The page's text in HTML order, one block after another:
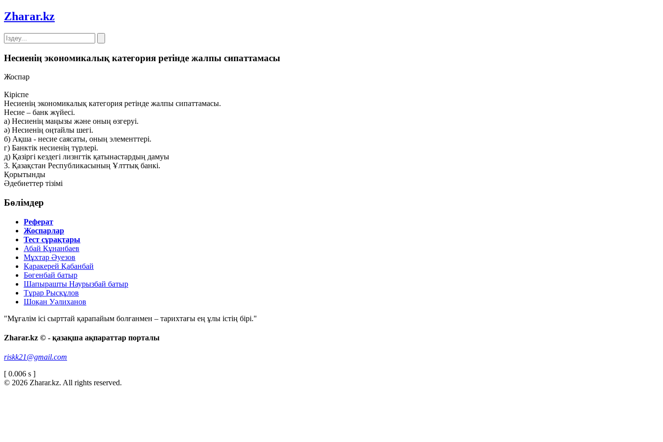
Zharar.kz
Несиенің экономикалық категория ретінде жалпы сипаттамасы
Жоспар
Кіріспе
Несиенің экономикалық категория ретінде жалпы сипаттамасы.
Несие – банк жүйесі.
а) Несиенің маңызы және оның өзгеруі.
ә) Несиенің оңтайлы шегі.
б) Ақша - несие саясаты, оның элементтері.
г) Банктік несиенің түрлері.
д) Қазіргі кездегі лизнгтік қатынастардың дамуы
3. Қазақстан Республикасының Ұлттық банкі.
Қорытынды
Әдебиеттер тізімі
Бөлімдер
Реферат
Жоспарлар
Тест сұрақтары
Абай Құнанбаев
Мұхтар Әуезов
Қаракерей Қабанбай
Бөгенбай батыр
Шапырашты Наурызбай батыр
Тұрар Рысқұлов
Шоқан Уәлиханов
"Мұғалім ісі сырттай қарапайым болғанмен – тарихтағы ең ұлы істің бірі."
Zharar.kz © - қазақша ақпараттар порталы
riskk21@gmail.com
[ 0.006 s ]
© 2026 Zharar.kz. All rights reserved.